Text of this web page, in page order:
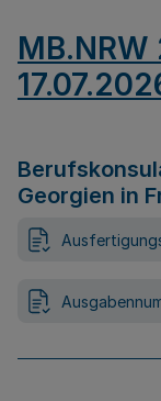
MB.NRW
Georgien in